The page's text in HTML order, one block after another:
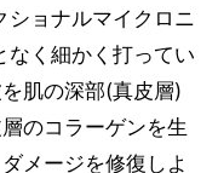
ショナルマイクロニ
なく細かく打ってい
肌の深部(真皮層)
のコラーゲンを生
メージを修復しよ